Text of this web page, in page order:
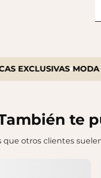
MODA
te
que otros clientes